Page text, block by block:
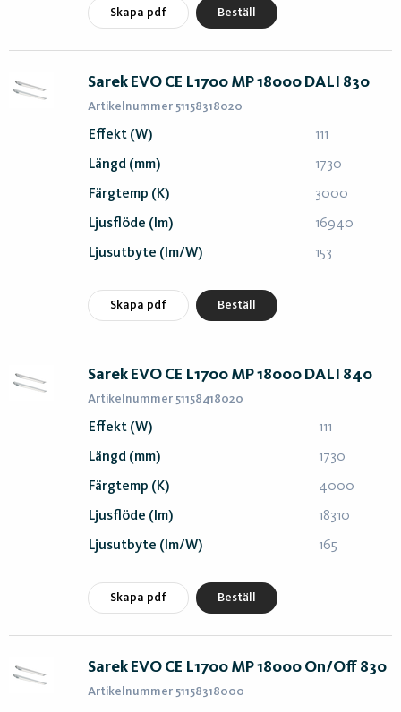
Skapa pdf Beställ
Sarek EVO CE L1700 MP 18000 DALI 830
Artikelnummer 51158318020
Effekt (W) 111
Längd (mm) 1730
Färgtemp (K) 3000
Ljusflöde (lm) 16940
Ljusutbyte (lm/W) 153
Skapa pdf Beställ
Sarek EVO CE L1700 MP 18000 DALI 840
Artikelnummer 51158418020
Effekt (W) 111
Längd (mm) 1730
Färgtemp (K) 4000
Ljusflöde (lm) 18310
Ljusutbyte (lm/W) 165
Skapa pdf Beställ
Sarek EVO CE L1700 MP 18000 On/Off 830
Artikelnummer 51158318000